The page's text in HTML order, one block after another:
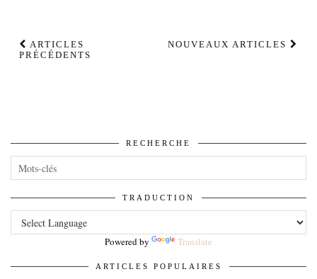
ARTICLES
PRÉCÉDENTS
NOUVEAUX ARTICLES
RECHERCHE
TRADUCTION
Powered by Translate
ARTICLES POPULAIRES